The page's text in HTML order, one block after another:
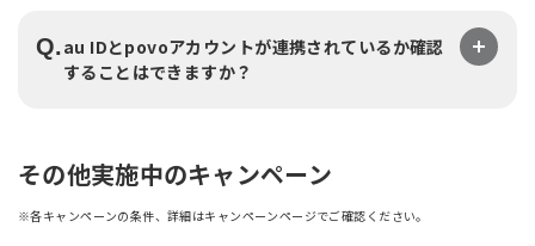
Q.au IDとpovoアカウントが連携されているか確認
することはできますか？
その他実施中のキャンペーン
※各キャンペーンの条件、詳細はキャンペーンページでご確認ください。